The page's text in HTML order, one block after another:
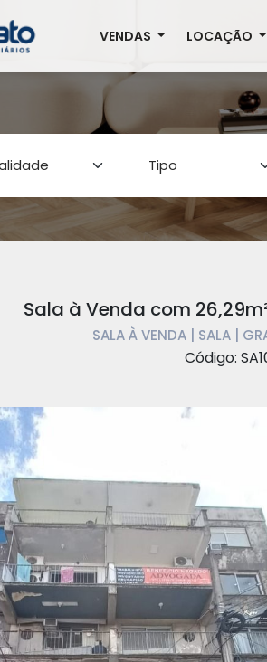
VENDAS LOCAÇÃO
Sala à Venda com
SALA À VENDA | SALA |
Código: